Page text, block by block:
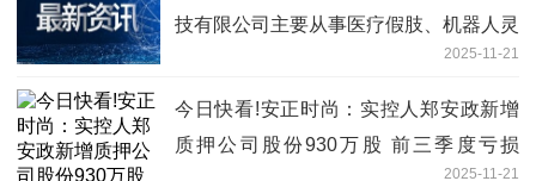
技有限公司主要从事医疗假肢、机器人灵
2025-11-21
今日快看!安正时尚：实控人郑安政新增
质押公司股份930万股 前三季度亏损
2025-11-21